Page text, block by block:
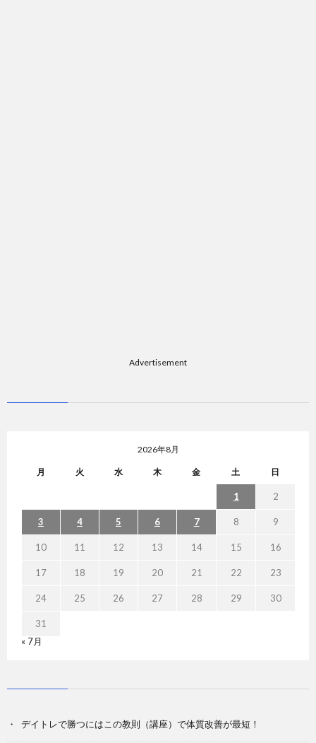
Advertisement
2026年8月
月 火 水 木 金 土 日
1 2
3 4 5 6 7 8 9
10 11 12 13 14 15 16
17 18 19 20 21 22 23
24 25 26 27 28 29 30
31
« 7月
デイトレで勝つにはこの教則（講座）で体質改善が最短！